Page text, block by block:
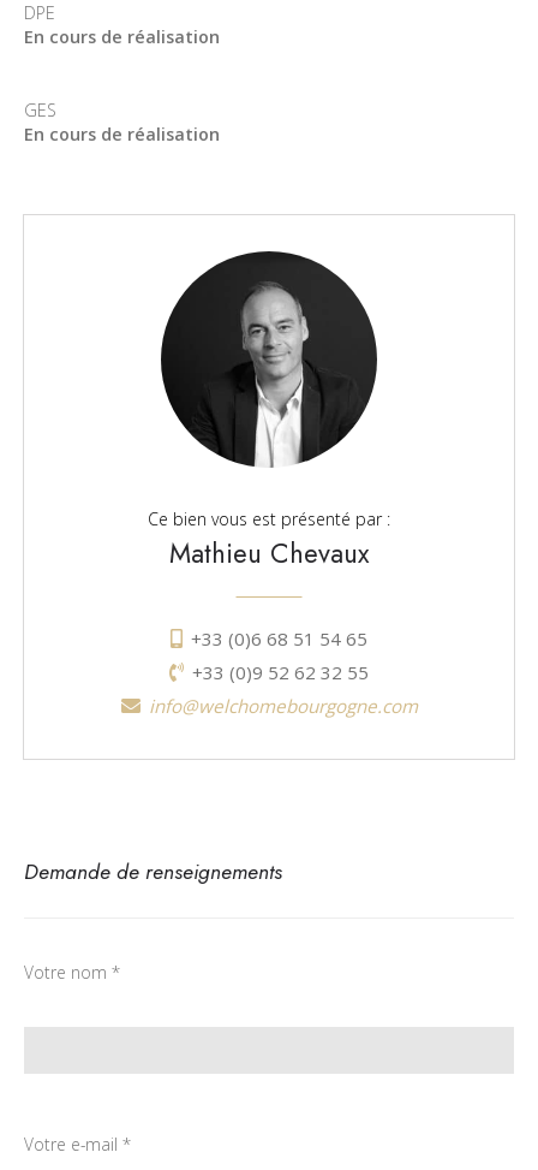
DPE
En cours de réalisation
GES
En cours de réalisation
Ce bien vous est présenté par :
Mathieu Chevaux
+33 (0)6 68 51 54 65
+33 (0)9 52 62 32 55
info@welchomebourgogne.com
Demande de renseignements
Votre nom *
Votre e-mail *